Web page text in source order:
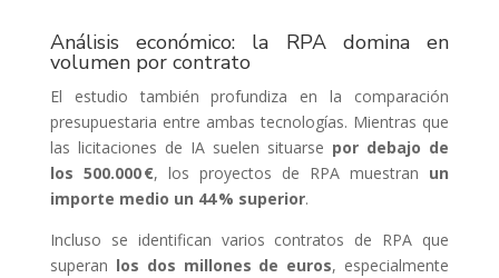
Análisis económico: la RPA domina en
volumen por contrato
El estudio también profundiza en la comparación
presupuestaria entre ambas tecnologías. Mientras que
las licitaciones de IA suelen situarse por debajo de
los 500.000 €, los proyectos de RPA muestran un
importe medio un 44 % superior.
Incluso se identifican varios contratos de RPA que
superan los dos millones de euros, especialmente